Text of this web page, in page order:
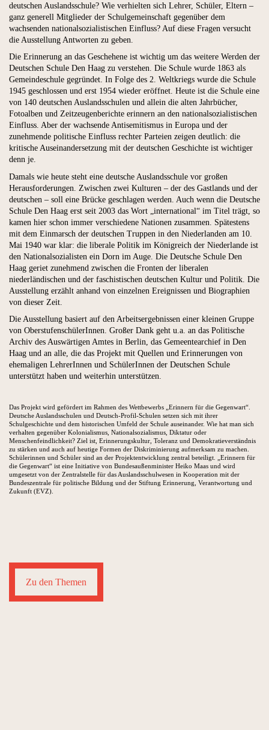
deutschen Auslandsschule? Wie verhielten sich Lehrer, Schüler, Eltern –
ganz generell Mitglieder der Schulgemeinschaft gegenüber dem
wachsenden nationalsozialistischen Einfluss? Auf diese Fragen versucht
die Ausstellung Antworten zu geben.
Die Erinnerung an das Geschehene ist wichtig um das weitere Werden der
Deutschen Schule Den Haag zu verstehen. Die Schule wurde 1863 als
Gemeindeschule gegründet. In Folge des 2. Weltkriegs wurde die Schule
1945 geschlossen und erst 1954 wieder eröffnet. Heute ist die Schule eine
von 140 deutschen Auslandsschulen und allein die alten Jahrbücher,
Fotoalben und Zeitzeugenberichte erinnern an den nationalsozialistischen
Einfluss. Aber der wachsende Antisemitismus in Europa und der
zunehmende politische Einfluss rechter Parteien zeigen deutlich: die
kritische Auseinandersetzung mit der deutschen Geschichte ist wichtiger
denn je.
Damals wie heute steht eine deutsche Auslandsschule vor großen
Herausforderungen. Zwischen zwei Kulturen – der des Gastlands und der
deutschen – soll eine Brücke geschlagen werden. Auch wenn die Deutsche
Schule Den Haag erst seit 2003 das Wort „international“ im Titel trägt, so
kamen hier schon immer verschiedene Nationen zusammen. Spätestens
mit dem Einmarsch der deutschen Truppen in den Niederlanden am 10.
Mai 1940 war klar: die liberale Politik im Königreich der Niederlande ist
den Nationalsozialisten ein Dorn im Auge. Die Deutsche Schule Den
Haag geriet zunehmend zwischen die Fronten der liberalen
niederländischen und der faschistischen deutschen Kultur und Politik. Die
Ausstellung erzählt anhand von einzelnen Ereignissen und Biographien
von dieser Zeit.
Die Ausstellung basiert auf den Arbeitsergebnissen einer kleinen Gruppe
von OberstufenschülerInnen. Großer Dank geht u.a. an das Politische
Archiv des Auswärtigen Amtes in Berlin, das Gemeentearchief in Den
Haag und an alle, die das Projekt mit Quellen und Erinnerungen von
ehemaligen LehrerInnen und SchülerInnen der Deutschen Schule
unterstützt haben und weiterhin unterstützen.
Das Projekt wird gefördert im Rahmen des Wettbewerbs „Erinnern für die Gegenwart“.
Deutsche Auslandsschulen und Deutsch-Profil-Schulen setzen sich mit ihrer
Schulgeschichte und dem historischen Umfeld der Schule auseinander. Wie hat man sich
verhalten gegenüber Kolonialismus, Nationalsozialismus, Diktatur oder
Menschenfeindlichkeit? Ziel ist, Erinnerungskultur, Toleranz und Demokratieverständnis
zu stärken und auch auf heutige Formen der Diskriminierung aufmerksam zu machen.
Schülerinnen und Schüler sind an der Projektentwicklung zentral beteiligt. „Erinnern für
die Gegenwart“ ist eine Initiative von Bundesaußenminister Heiko Maas und wird
umgesetzt von der Zentralstelle für das Auslandsschulwesen in Kooperation mit der
Bundeszentrale für politische Bildung und der Stiftung Erinnerung, Verantwortung und
Zukunft (EVZ).
Zu den Themen